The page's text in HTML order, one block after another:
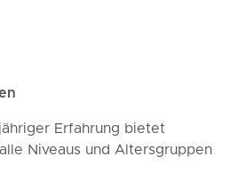
Erfahrung bietet
Niveaus und Altersgruppen